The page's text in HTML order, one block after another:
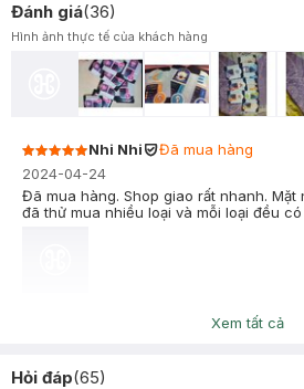
Đánh giá(36)
Hình ảnh thực tế của khách hàng
Nhi Nhi
Đã mua hàng
2024-04-24
Đã mua hàng. Shop giao rất nhanh. Mặt
đã thử mua nhiều loại và mỗi loại đều
Đã mua hàng
Xem tất cả
Hỏi đáp(65)